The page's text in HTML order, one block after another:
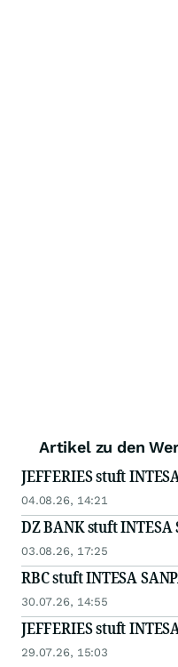
Artikel zu den
JEFFERIES stuft
04.08.26, 14:21
DZ BANK stuft INTESA
03.08.26, 17:25
RBC stuft INTESA
30.07.26, 14:55
JEFFERIES stuft
29.07.26, 15:03